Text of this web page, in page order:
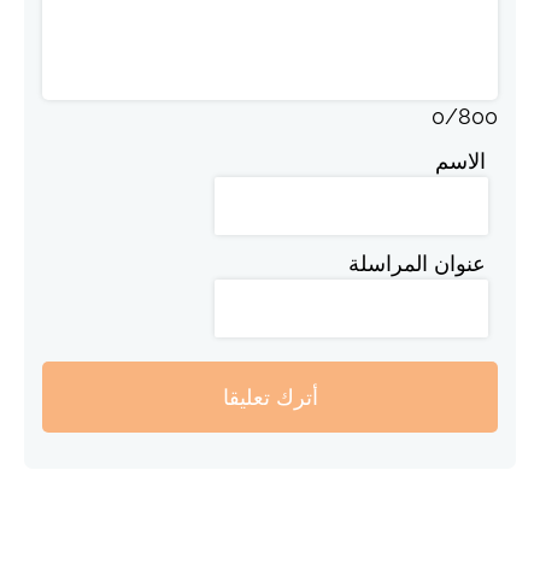
0/800
الاسم
عنوان المراسلة
أترك تعليقا